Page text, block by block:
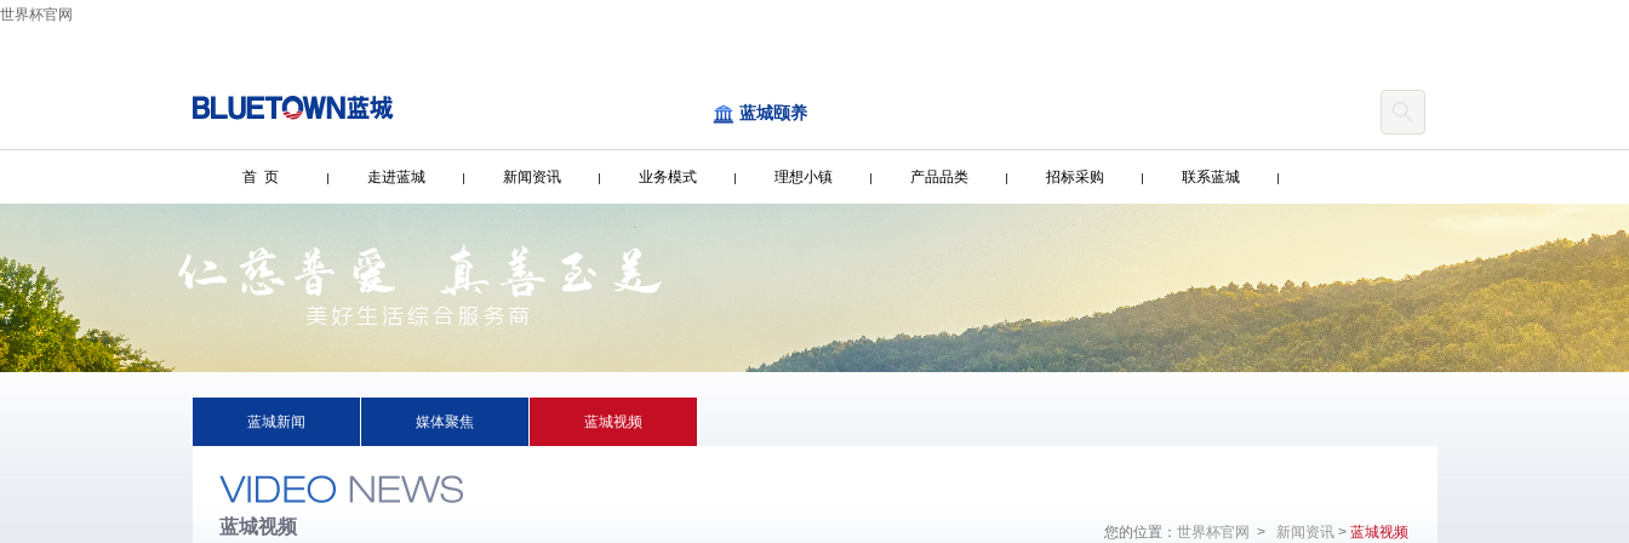
世界杯官网
蓝城颐养
首 页 走进蓝城 新闻资讯 业务模式 理想小镇 产品品类 招标采购 联系蓝城
蓝城新闻 媒体聚焦 蓝城视频
蓝城视频 您的位置： 世界杯官网 > 新闻资讯 > 蓝城视频